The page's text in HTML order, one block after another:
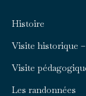
opens
in
window
opens
in
window
Histoire
Visite historique –
Visite
Les randonnées